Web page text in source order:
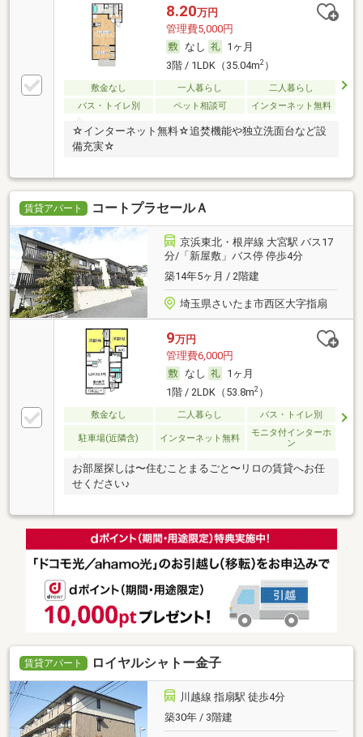
8.20万円
管理費5,000円
なし
1ヶ月
3階 / 1LDK（35.04m2）
敷金なし 一人暮らし
二人暮らし
バス・トイレ別
ペット相談可 インターネット無料
☆インターネット無料☆追焚機能や独立洗面台など設
備充実☆
賃貸アパート コートプラセールＡ
京浜東北・根岸線 大宮駅 バス17
分/「新屋敷」バス停 停歩4分
築14年5ヶ月 / 2階建
埼玉県さいたま市西区大字指扇
9万円
管理費6,000円
なし
1ヶ月
1階 / 2LDK（53.8m2）
敷金なし 二人暮らし バス・トイレ別
駐車場(近隣含) インターネット無料
モニタ付インターホ
ン
お部屋探しは〜住むことまるごと〜リロの賃貸へお任
せください♪
賃貸アパート ロイヤルシャトー金子
川越線 指扇駅 徒歩4分
築30年 / 3階建